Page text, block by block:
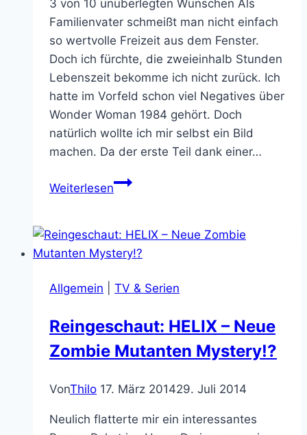
3 von 10 unüberlegten Wünschen Als
Familienvater schmeißt man nicht einfach
so wertvolle Freizeit aus dem Fenster.
Doch ich fürchte, die zweieinhalb Stunden
Lebenszeit bekomme ich nicht zurück. Ich
hatte im Vorfeld schon viel Negatives über
Wonder Woman 1984 gehört. Doch
natürlich wollte ich mir selbst ein Bild
machen. Da der erste Teil dank einer…
WeiterlesenIch
hätte
Wonder
1984
gesehen
Allgemein TV & Serien
Reingeschaut: HELIX – Neue
Zombie Mutanten Mystery!?
VonThilo 17. März 201429. Juli 2014
Neulich flatterte mir ein interessantes